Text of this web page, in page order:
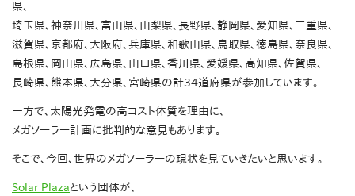
県、
埼玉県、神奈川県、富山県、山梨県、長野県、静岡県、愛知県、三重県、
滋賀県、京都府、大阪府、兵庫県、和歌山県、鳥取県、徳島県、奈良県、
島根県、岡山県、広島県、山口県、香川県、愛媛県、高知県、佐賀県、
長崎県、熊本県、大分県、宮崎県の計34道府県が参加しています。
一方で、太陽光発電の高コスト体質を理由に、
メガソーラー計画に批判的な意見もあります。
そこで、今回、世界のメガソーラーの現状を見ていきたいと思います。
Solar Plazaという団体が、